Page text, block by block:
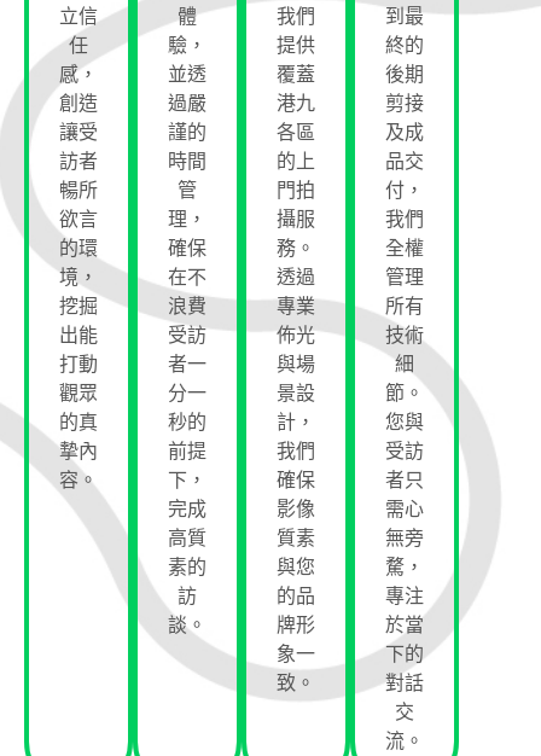
立信
任
感，
創造
讓受
訪者
暢所
欲言
的環
境，
挖掘
出能
打動
觀眾
的真
摯內
容。
體
驗，
並透
過嚴
謹的
時間
管
理，
確保
在不
浪費
受訪
者一
分一
秒的
前提
下，
完成
高質
素的
訪
談。
我們
提供
覆蓋
港九
各區
的上
門拍
攝服
務。
透過
專業
佈光
與場
景設
計，
我們
確保
影像
質素
與您
的品
牌形
象一
致。
到最
終的
後期
剪接
及成
品交
付，
我們
全權
管理
所有
技術
細
節。
您與
受訪
者只
需心
無旁
騖，
專注
於當
下的
對話
交
流。